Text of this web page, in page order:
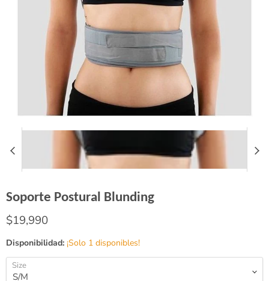
Soporte Postural Blunding
Precio actual
$19,990
Disponibilidad: ¡Solo 1 disponibles!
Size